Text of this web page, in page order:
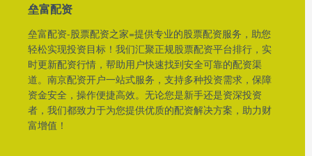
垒富配资
垒富配资-股票配资之家=提供专业的股票配资服务，助您
轻松实现投资目标！我们汇聚正规股票配资平台排行，实
时更新配资行情，帮助用户快速找到安全可靠的配资渠
道。南京配资开户一站式服务，支持多种投资需求，保障
资金安全，操作便捷高效。无论您是新手还是资深投资
者，我们都致力于为您提供优质的配资解决方案，助力财
富增值！